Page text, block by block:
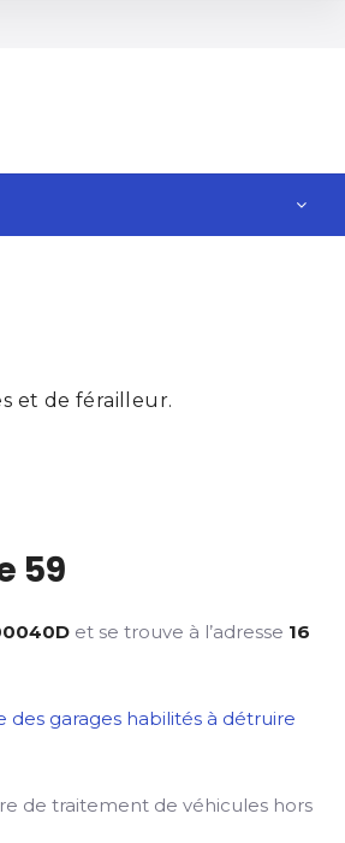
et de férailleur.
59
et se trouve à l’adresse 16
des garages habilités à détruire
de traitement de véhicules hors